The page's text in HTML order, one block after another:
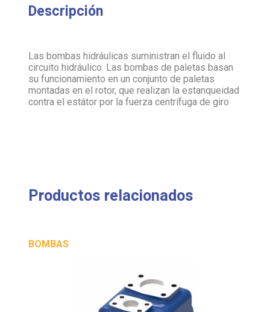
Descripción
Las bombas hidráulicas suministran el fluido al
circuito hidráulico. Las bombas de paletas basan
su funcionamiento en un conjunto de paletas
montadas en el rotor, que realizan la estanqueidad
contra el estátor por la fuerza centrífuga de giro
Productos relacionados
BOMBAS